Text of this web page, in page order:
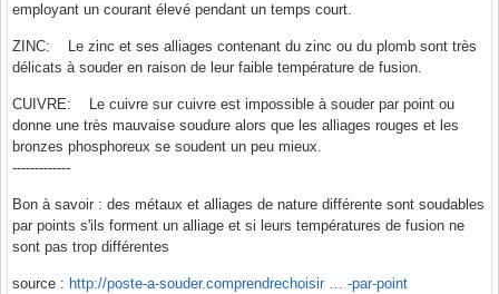
employant un courant élevé pendant un temps court.
ZINC: Le zinc et ses alliages contenant du zinc ou du plomb sont très
délicats à souder en raison de leur faible température de fusion.
CUIVRE: Le cuivre sur cuivre est impossible à souder par point ou
donne une très mauvaise soudure alors que les alliages rouges et les
bronzes phosphoreux se soudent un peu mieux.
-------------
Bon à savoir : des métaux et alliages de nature différente sont soudables
par points s'ils forment un alliage et si leurs températures de fusion ne
sont pas trop différentes
source : http://poste-a-souder.comprendrechoisir … -par-point